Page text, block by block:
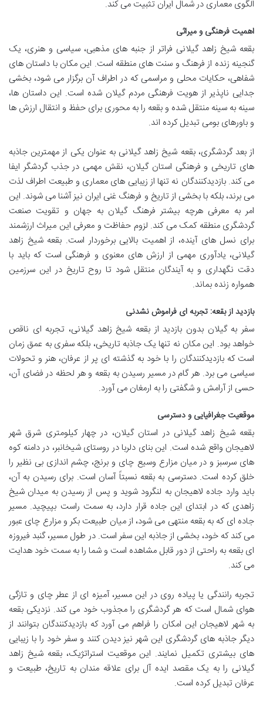
الگوی معماری در شمال ایران تثبیت می کند.
اهمیت فرهنگی و میراثی
بقعه شیخ زاهد گیلانی فراتر از جنبه های مذهبی، سیاسی و هنری، یک
گنجینه زنده از فرهنگ و سنت های منطقه است. این مکان با داستان های
شفاهی، حکایات محلی و مراسمی که در اطراف آن برگزار می شود، بخشی
جدایی ناپذیر از هویت فرهنگی مردم گیلان شده است. این داستان ها،
سینه به سینه منتقل شده و بقعه را به محوری برای حفظ و انتقال ارزش ها
و باورهای بومی تبدیل کرده اند.
از بعد گردشگری، بقعه شیخ زاهد گیلانی به عنوان یکی از مهمترین جاذبه
های تاریخی و فرهنگی استان گیلان، نقش مهمی در جذب گردشگر ایفا
می کند. بازدیدکنندگان نه تنها از زیبایی های معماری و طبیعت اطراف لذت
می برند، بلکه با بخشی از تاریخ و فرهنگ غنی ایران نیز آشنا می شوند. این
امر به معرفی هرچه بیشتر فرهنگ گیلان به جهان و تقویت صنعت
گردشگری منطقه کمک می کند. لزوم حفاظت و معرفی این میراث ارزشمند
برای نسل های آینده، از اهمیت بالایی برخوردار است. بقعه شیخ زاهد
گیلانی، یادآوری مهمی از ارزش های معنوی و فرهنگی است که باید با
دقت نگهداری و به آیندگان منتقل شود تا روح تاریخ در این سرزمین
همواره زنده بماند.
بازدید از بقعه: تجربه ای فراموش نشدنی
سفر به گیلان بدون بازدید از بقعه شیخ زاهد گیلانی، تجربه ای ناقص
خواهد بود. این مکان نه تنها یک جاذبه تاریخی، بلکه سفری به عمق زمان
است که بازدیدکنندگان را با خود به گذشته ای پر از عرفان، هنر و تحولات
سیاسی می برد. هر گام در مسیر رسیدن به بقعه و هر لحظه در فضای آن،
حسی از آرامش و شگفتی را به ارمغان می آورد.
موقعیت جغرافیایی و دسترسی
بقعه شیخ زاهد گیلانی در استان گیلان، در چهار کیلومتری شرق شهر
لاهیجان واقع شده است. این بنای دلربا در روستای شیخانبر، در دامنه کوه
های سرسبز و در میان مزارع وسیع چای و برنج، چشم اندازی بی نظیر را
خلق کرده است. دسترسی به بقعه نسبتاً آسان است. برای رسیدن به آن،
باید وارد جاده لاهیجان به لنگرود شوید و پس از رسیدن به میدان شیخ
زاهدی که در ابتدای این جاده قرار دارد، به سمت راست بپیچید. مسیر
جاده ای که به بقعه منتهی می شود، از میان طبیعت بکر و مزارع چای عبور
می کند که خود، بخشی از جاذبه این سفر است. در طول مسیر، گنبد فیروزه
ای بقعه به راحتی از دور قابل مشاهده است و شما را به سمت خود هدایت
می کند.
تجربه رانندگی یا پیاده روی در این مسیر، آمیزه ای از عطر چای و تازگی
هوای شمال است که هر گردشگری را مجذوب خود می کند. نزدیکی بقعه
به شهر لاهیجان این امکان را فراهم می آورد که بازدیدکنندگان بتوانند از
دیگر جاذبه های گردشگری این شهر نیز دیدن کنند و سفر خود را با زیبایی
های بیشتری تکمیل نمایند. این موقعیت استراتژیک، بقعه شیخ زاهد
گیلانی را به یک مقصد ایده آل برای علاقه مندان به تاریخ، طبیعت و
عرفان تبدیل کرده است.